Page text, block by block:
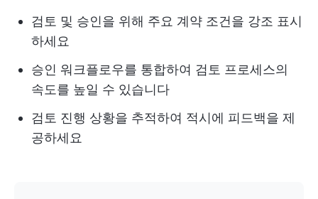
검토 및 승인을 위해 주요 계약 조건을 강조 표시
하세요
승인 워크플로우를 통합하여 검토 프로세스의
속도를 높일 수 있습니다
검토 진행 상황을 추적하여 적시에 피드백을 제
공하세요